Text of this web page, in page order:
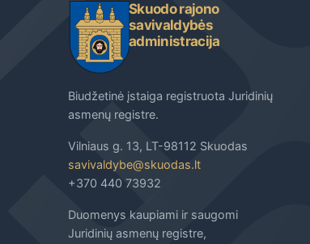
Skuodo rajono
savivaldybės
administracija
Biudžetinė įstaiga registruota Juridinių
asmenų registre.
Vilniaus g. 13, LT-98112 Skuodas
savivaldybe@skuodas.lt
+370 440 73932
Duomenys kaupiami ir saugomi
Juridinių asmenų registre,